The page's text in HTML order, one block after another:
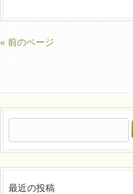
« 前のページ
最近の投稿